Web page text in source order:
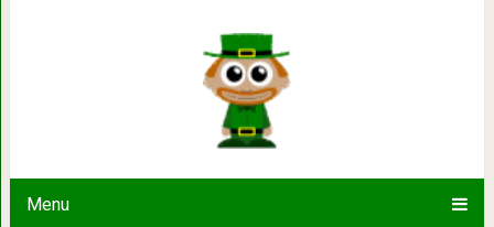
Menu
Этот дорогой особняк доказывает,